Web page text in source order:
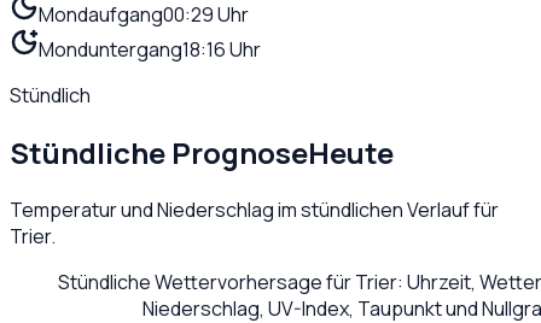
Mondaufgang00:29 Uhr
Monduntergang18:16 Uhr
Stündlich
Stündliche PrognoseHeute
Temperatur und Niederschlag im stündlichen Verlauf für
Trier.
Stündliche Wettervorhersage fürTrier: Uhrzeit,
Niederschlag, UV-Index, Taupunkt und